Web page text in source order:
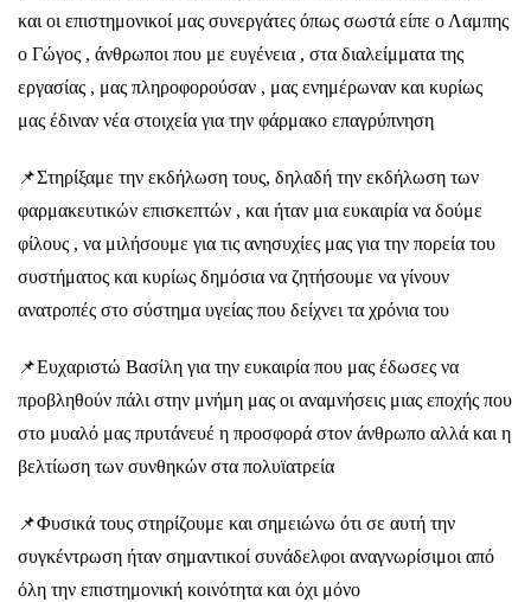
και οι επιστημονικοί μας συνεργάτες όπως σωστά είπε ο Λαμπης
ο Γώγος , άνθρωποι που με ευγένεια , στα διαλείμματα της
εργασίας , μας πληροφορούσαν , μας ενημέρωναν και κυρίως
μας έδιναν νέα στοιχεία για την φάρμακο επαγρύπνηση
📌Στηρίξαμε την εκδήλωση τους, δηλαδή την εκδήλωση των
φαρμακευτικών επισκεπτών , και ήταν μια ευκαιρία να δούμε
φίλους , να μιλήσουμε για τις ανησυχίες μας για την πορεία του
συστήματος και κυρίως δημόσια να ζητήσουμε να γίνουν
ανατροπές στο σύστημα υγείας που δείχνει τα χρόνια του
📌Ευχαριστώ Βασίλη για την ευκαιρία που μας έδωσες να
προβληθούν πάλι στην μνήμη μας οι αναμνήσεις μιας εποχής που
στο μυαλό μας πρυτάνευέ η προσφορά στον άνθρωπο αλλά και η
βελτίωση των συνθηκών στα πολυϊατρεία
📌Φυσικά τους στηρίζουμε και σημειώνω ότι σε αυτή την
συγκέντρωση ήταν σημαντικοί συνάδελφοι αναγνωρίσιμοι από
όλη την επιστημονική κοινότητα και όχι μόνο